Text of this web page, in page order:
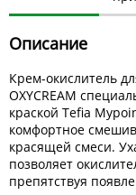
Описание
Крем-окислитель
OXYCREAM
краской Tefia
комфортное
красящей смеси.
позволяет
препятствуя